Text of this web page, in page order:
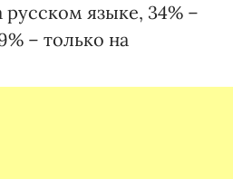
языке, 34% –
– только на